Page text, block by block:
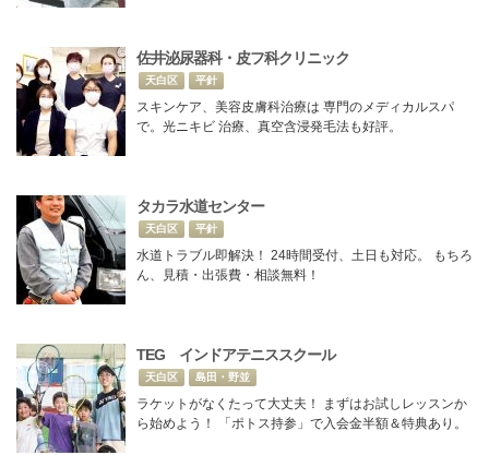
佐井泌尿器科・皮フ科クリニック
天白区 平針
スキンケア、美容皮膚科治療は 専門のメディカルスパ
で。光ニキビ 治療、真空含浸発毛法も好評。
タカラ水道センター
天白区 平針
水道トラブル即解決！ 24時間受付、土日も対応。 もちろ
ん、見積・出張費・相談無料！
TEG インドアテニススクール
天白区 島田・野並
ラケットがなくたって大丈夫！ まずはお試しレッスンか
ら始めよう！ 「ポトス持参」で入会金半額＆特典あり。